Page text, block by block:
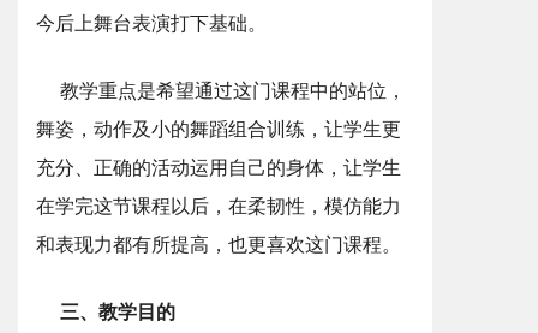
今后上舞台表演打下基础。
教学重点是希望通过这门课程中的站位，
舞姿，动作及小的舞蹈组合训练，让学生更
充分、正确的活动运用自己的身体，让学生
在学完这节课程以后，在柔韧性，模仿能力
和表现力都有所提高，也更喜欢这门课程。
三、教学目的